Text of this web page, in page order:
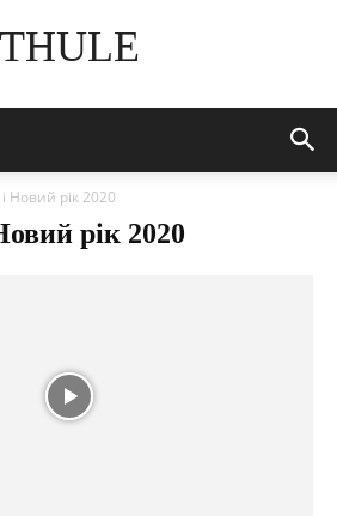
THULE
і Новий рік 2020
рік 2020